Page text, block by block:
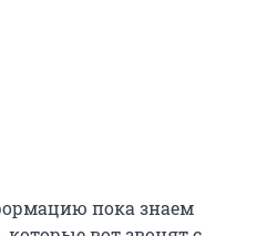
пока знаем